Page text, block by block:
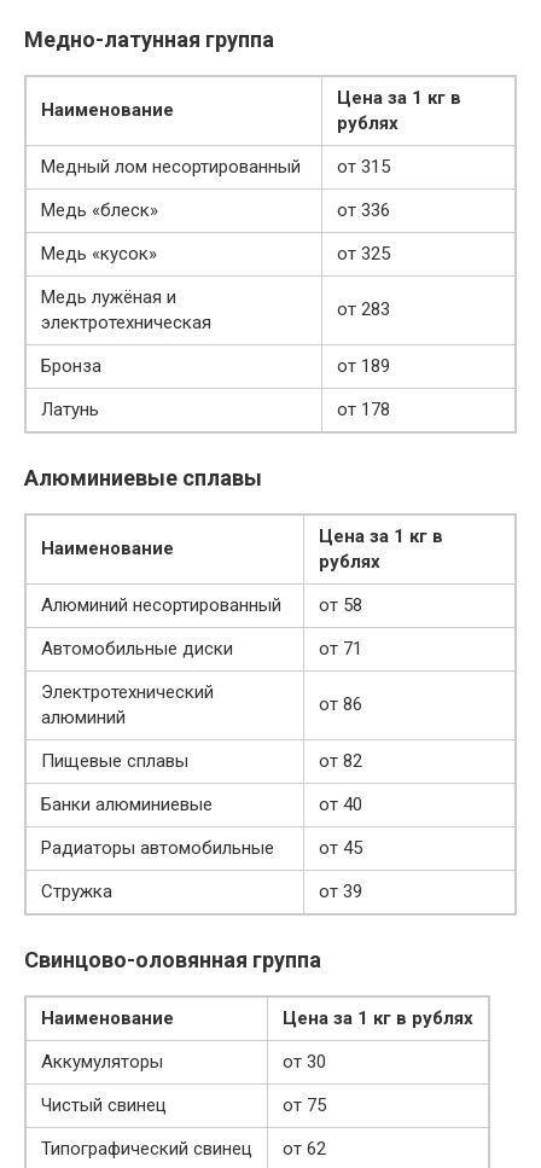
Медно-латунная группа
Наименование
Цена за 1 кг в
рублях
Медный лом несортированный
от 315
Медь «блеск»
от 336
Медь «кусок»
от 325
Медь лужёная и
электротехническая
от 283
Бронза
от 189
Латунь
от 178
Алюминиевые сплавы
Наименование
Цена за 1 кг в
рублях
Алюминий несортированный
от 58
Автомобильные диски
от 71
Электротехнический
алюминий
от 86
Пищевые сплавы
от 82
Банки алюминиевые
от 40
Радиаторы автомобильные
от 45
Стружка
от 39
Свинцово-оловянная группа
Наименование
Цена за 1 кг в рублях
Аккумуляторы
от 30
Чистый свинец
от 75
Типографический свинец
от 62